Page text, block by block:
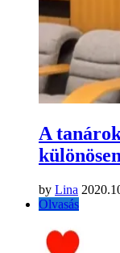
A
by Lina
Olvasás